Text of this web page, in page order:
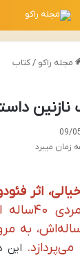
مجله راکو / کتاب
اثر
روایت‌گر
همسر
این